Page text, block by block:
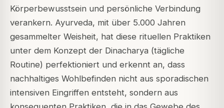
Körperbewusstsein und persönliche Verbindung
verankern. Ayurveda, mit über 5.000 Jahren
gesammelter Weisheit, hat diese rituellen Praktiken
unter dem Konzept der Dinacharya (tägliche
Routine) perfektioniert und erkennt an, dass
nachhaltiges Wohlbefinden nicht aus sporadischen
intensiven Eingriffen entsteht, sondern aus